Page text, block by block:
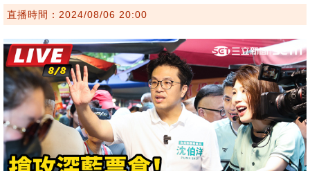
直播時間：2024/08/06 20:00